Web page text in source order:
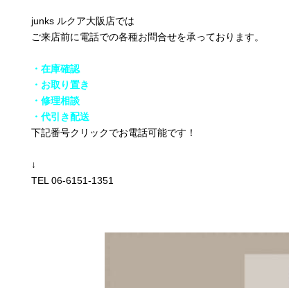
junks ルクア大阪店では
ご来店前に電話での各種お問合せを承っております。
・在庫確認
・お取り置き
・修理相談
・代引き配送
下記番号クリックでお電話可能です！
↓
TEL 06-6151-1351